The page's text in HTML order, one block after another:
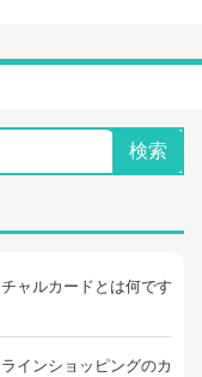
検索
ャルカードとは何です
インショッピングのカ